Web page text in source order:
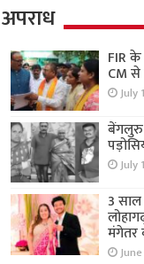
अपराध
FIR के
CM से
July
बेंगलुरु
July
3
मंगेतर